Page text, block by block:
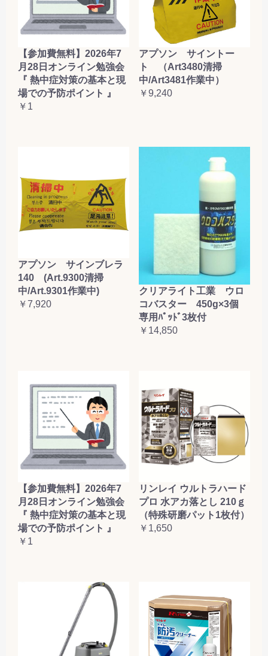
【参加費無料】2026年7
月28日オンライン勉強会
『 熱中症対策の基本と現
場での予防ポイント 』
￥1
アプソン サイントー
ト （Art3480清掃
中/Art3481作業中）
￥9,240
アプソン サインブレラ
140 (Art.9300清掃
中/Art.9301作業中)
￥7,920
クリアライト工業 ウロ
コバスター 450g×3個
専用ﾊﾟｯﾄﾞ3枚付
￥14,850
【参加費無料】2026年7
月28日オンライン勉強会
『 熱中症対策の基本と現
場での予防ポイント 』
￥1
リンレイ ウルトラハード
プロ 水アカ落とし 210ｇ
（特殊研磨パット1枚付）
￥1,650